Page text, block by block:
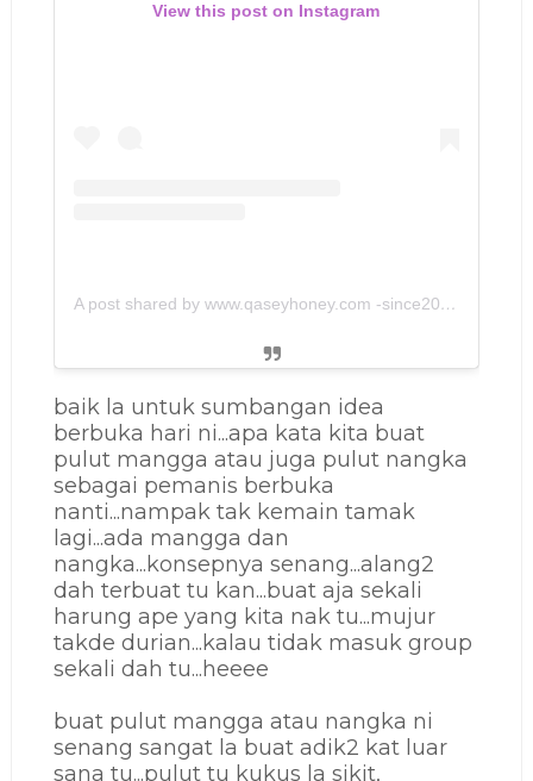
View this post on Instagram
A post shared by www.qaseyhoney.com -since2011 (@qaseyhoney)
baik la untuk sumbangan idea
berbuka hari ni...apa kata kita buat
pulut mangga atau juga pulut nangka
sebagai pemanis berbuka
nanti...nampak tak kemain tamak
lagi...ada mangga dan
nangka...konsepnya senang...alang2
dah terbuat tu kan...buat aja sekali
harung ape yang kita nak tu...mujur
takde durian...kalau tidak masuk group
sekali dah tu...heeee
buat pulut mangga atau nangka ni
senang sangat la buat adik2 kat luar
sana tu...pulut tu kukus la sikit,